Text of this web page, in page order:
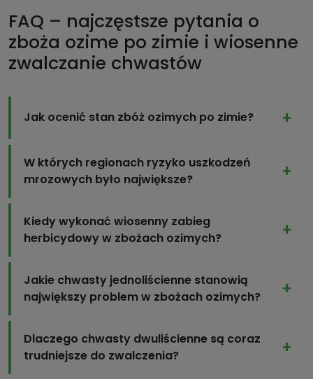
FAQ – najczęstsze pytania o
zboża ozime po zimie i wiosenne
zwalczanie chwastów
Jak ocenić stan zbóż ozimych po zimie?
W których regionach ryzyko uszkodzeń
mrozowych było największe?
Kiedy wykonać wiosenny zabieg
herbicydowy w zbożach ozimych?
Jakie chwasty jednoliścienne stanowią
największy problem w zbożach ozimych?
Dlaczego chwasty dwuliścienne są coraz
trudniejsze do zwalczenia?